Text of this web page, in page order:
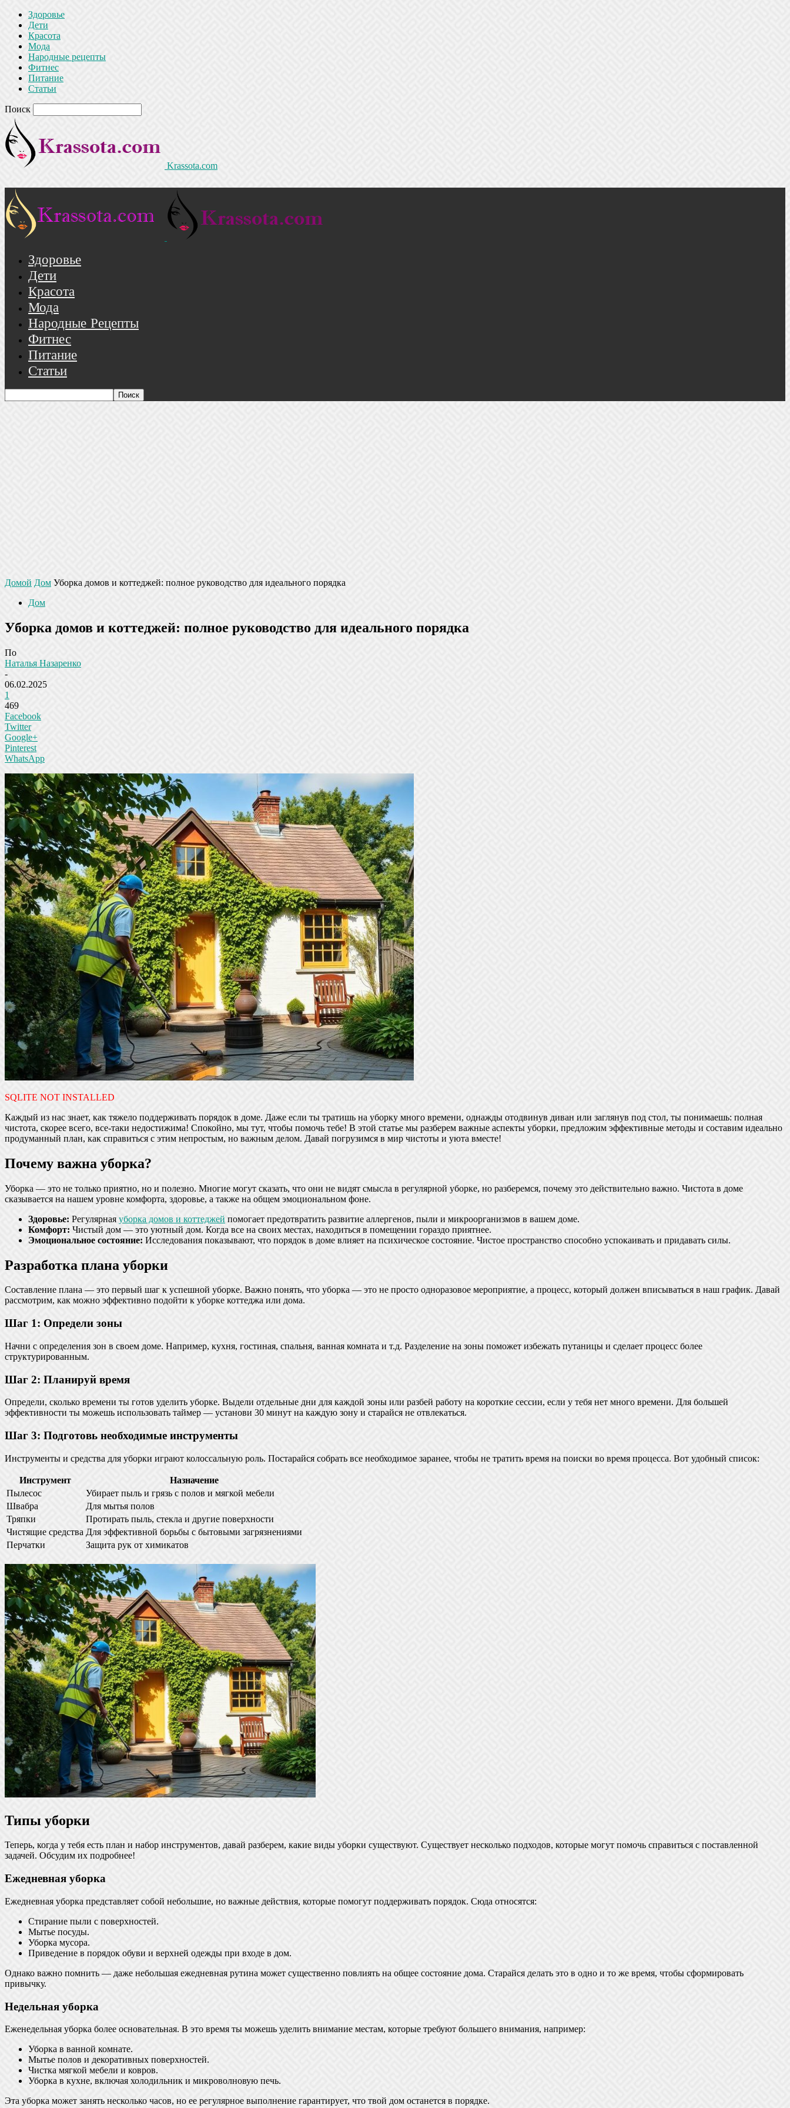
Здоровье
Дети
Красота
Мода
Народные рецепты
Фитнес
Питание
Статьи
Поиск
Krassota.com
Здоровье
Дети
Красота
Мода
Народные Рецепты
Фитнес
Питание
Статьи
Домой Дом Уборка домов и коттеджей: полное руководство для идеального порядка
Дом
Уборка домов и коттеджей: полное руководство для идеального порядка
По
Наталья Назаренко
-
06.02.2025
1
469
Facebook
Twitter
Google+
Pinterest
WhatsApp
SQLITE NOT INSTALLED
Каждый из нас знает, как тяжело поддерживать порядок в доме. Даже если ты тратишь на уборку много времени, однажды отодвинув диван или заглянув под стол, ты понимаешь: полная
чистота, скорее всего, все-таки недостижима! Спокойно, мы тут, чтобы помочь тебе! В этой статье мы разберем важные аспекты уборки, предложим эффективные методы и составим идеально
продуманный план, как справиться с этим непростым, но важным делом. Давай погрузимся в мир чистоты и уюта вместе!
Почему важна уборка?
Уборка — это не только приятно, но и полезно. Многие могут сказать, что они не видят смысла в регулярной уборке, но разберемся, почему это действительно важно. Чистота в доме
сказывается на нашем уровне комфорта, здоровье, а также на общем эмоциональном фоне.
Здоровье: Регулярная уборка домов и коттеджей помогает предотвратить развитие аллергенов, пыли и микроорганизмов в вашем доме.
Комфорт: Чистый дом — это уютный дом. Когда все на своих местах, находиться в помещении гораздо приятнее.
Эмоциональное состояние: Исследования показывают, что порядок в доме влияет на психическое состояние. Чистое пространство способно успокаивать и придавать силы.
Разработка плана уборки
Составление плана — это первый шаг к успешной уборке. Важно понять, что уборка — это не просто одноразовое мероприятие, а процесс, который должен вписываться в наш график. Давай
рассмотрим, как можно эффективно подойти к уборке коттеджа или дома.
Шаг 1: Определи зоны
Начни с определения зон в своем доме. Например, кухня, гостиная, спальня, ванная комната и т.д. Разделение на зоны поможет избежать путаницы и сделает процесс более
структурированным.
Шаг 2: Планируй время
Определи, сколько времени ты готов уделить уборке. Выдели отдельные дни для каждой зоны или разбей работу на короткие сессии, если у тебя нет много времени. Для большей
эффективности ты можешь использовать таймер — установи 30 минут на каждую зону и старайся не отвлекаться.
Шаг 3: Подготовь необходимые инструменты
Инструменты и средства для уборки играют колоссальную роль. Постарайся собрать все необходимое заранее, чтобы не тратить время на поиски во время процесса. Вот удобный список:
Инструмент
Назначение
Пылесос
Убирает пыль и грязь с полов и мягкой мебели
Швабра
Для мытья полов
Тряпки
Протирать пыль, стекла и другие поверхности
Чистящие средства Для эффективной борьбы с бытовыми загрязнениями
Перчатки
Защита рук от химикатов
Типы уборки
Теперь, когда у тебя есть план и набор инструментов, давай разберем, какие виды уборки существуют. Существует несколько подходов, которые могут помочь справиться с поставленной
задачей. Обсудим их подробнее!
Ежедневная уборка
Ежедневная уборка представляет собой небольшие, но важные действия, которые помогут поддерживать порядок. Сюда относятся:
Стирание пыли с поверхностей.
Мытье посуды.
Уборка мусора.
Приведение в порядок обуви и верхней одежды при входе в дом.
Однако важно помнить — даже небольшая ежедневная рутина может существенно повлиять на общее состояние дома. Старайся делать это в одно и то же время, чтобы сформировать
привычку.
Недельная уборка
Еженедельная уборка более основательная. В это время ты можешь уделить внимание местам, которые требуют большего внимания, например:
Уборка в ванной комнате.
Мытье полов и декоративных поверхностей.
Чистка мягкой мебели и ковров.
Уборка в кухне, включая холодильник и микроволновую печь.
Эта уборка может занять несколько часов, но ее регулярное выполнение гарантирует, что твой дом останется в порядке.